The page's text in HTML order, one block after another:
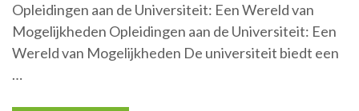
Opleidingen aan de Universiteit: Een Wereld van
Mogelijkheden Opleidingen aan de Universiteit: Een
Wereld van Mogelijkheden De universiteit biedt een
…